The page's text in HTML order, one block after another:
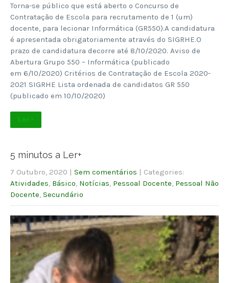
Torna-se público que está aberto o Concurso de
Contratação de Escola para recrutamento de 1 (um)
docente, para lecionar Informática (GR550).A candidatura
é apresentada obrigatoriamente através do SIGRHE.O
prazo de candidatura decorre até 8/10/2020. Aviso de
Abertura Grupo 550 – Informática (publicado
em 6/10/2020) Critérios de Contratação de Escola 2020-
2021 SIGRHE Lista ordenada de candidatos GR 550
(publicado em 10/10/2020)
Ler +
5 minutos a Ler+
7 Outubro, 2020 | Sem comentários | Categories:
Atividades Básico Notícias Pessoal Docente Pessoal Não
Docente Secundário